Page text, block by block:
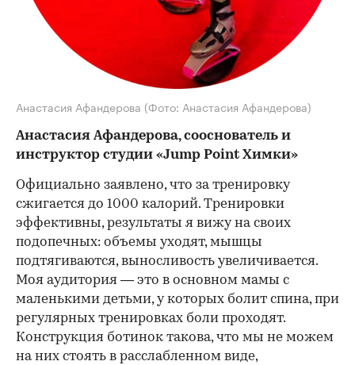
Анастасия Афандерова (Фото: Анастасия Афандерова)
Анастасия Афандерова, сооснователь и
инструктор студии «Jump Point Химки»
Официально заявлено, что за тренировку
сжигается до 1000 калорий. Тренировки
эффективны, результаты я вижу на своих
подопечных: объемы уходят, мышцы
подтягиваются, выносливость увеличивается.
Моя аудитория — это в основном мамы с
маленькими детьми, у которых болит спина, при
регулярных тренировках боли проходят.
Конструкция ботинок такова, что мы не можем
на них стоять в расслабленном виде,